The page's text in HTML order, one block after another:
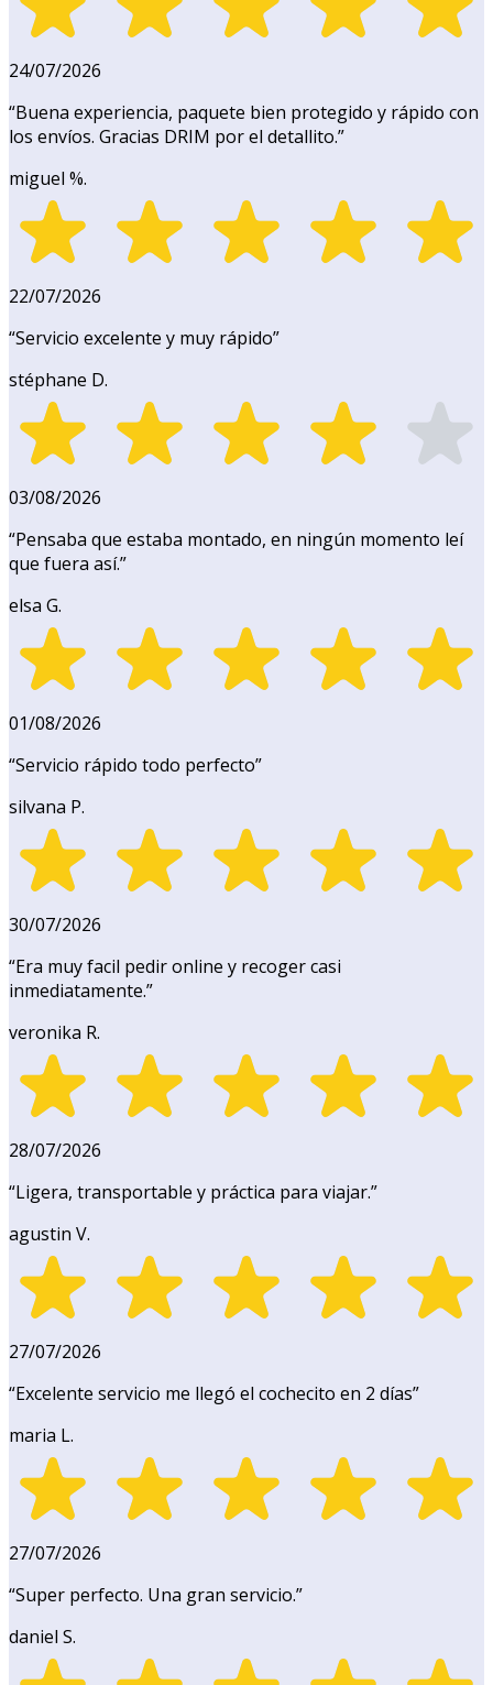
24/07/2026
“Buena experiencia, paquete bien protegido y rápido con
los envíos. Gracias DRIM por el detallito.”
miguel %.
22/07/2026
“Servicio excelente y muy rápido”
stéphane D.
03/08/2026
“Pensaba que estaba montado, en ningún momento leí
que fuera así.”
elsa G.
01/08/2026
“Servicio rápido todo perfecto”
silvana P.
30/07/2026
“Era muy facil pedir online y recoger casi
inmediatamente.”
veronika R.
28/07/2026
“Ligera, transportable y práctica para viajar.”
agustin V.
27/07/2026
“Excelente servicio me llegó el cochecito en 2 días”
maria L.
27/07/2026
“Super perfecto. Una gran servicio.”
daniel S.